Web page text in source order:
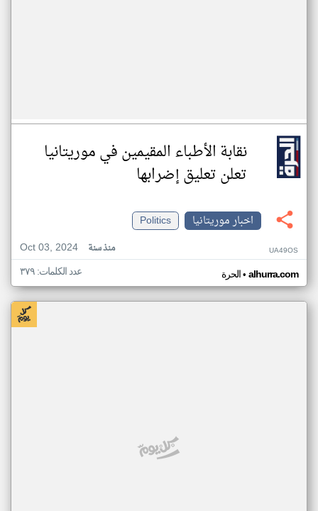
نقابة الأطباء المقيمين في موريتانيا
تعلن تعليق إضرابها
اخبار موريتانيا
Politics
Oct 03, 2024
منذ سنة UA49OS
الحرة• alhurra.com عدد الكلمات: ٣٧٩